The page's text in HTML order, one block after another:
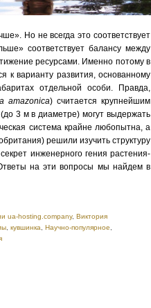
Но не всегда это соответствует
соответствует балансу между
ресурсами. Именно потому в
к варианту развития, основанному
отдельной особи. Правда,
amazonica) считается крупнейшим
3 м в диаметре) могут выдержать
система крайне любопытна, а
решили изучить структуру
инженерного гения растения-
на эти вопросы мы найдем в
ua-hosting.company, Виктория
кувшинка Научно-популярное